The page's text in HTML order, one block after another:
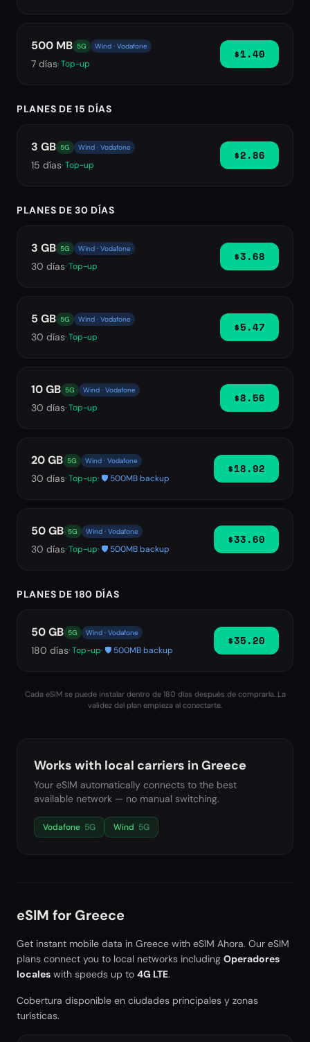
500 MB 5G Wind · Vodafone
7 días· Top-up
$1.40
PLANES DE 15 DÍAS
3 GB 5G Wind · Vodafone
15 días· Top-up
$2.86
PLANES DE 30 DÍAS
3 GB 5G Wind · Vodafone
30 días· Top-up
$3.68
5 GB 5G Wind · Vodafone
30 días· Top-up
$5.47
10 GB 5G Wind · Vodafone
30 días· Top-up
$8.56
20 GB 5G Wind · Vodafone
30 días· Top-up· 🛡️ 500MB backup
$18.92
50 GB 5G Wind · Vodafone
30 días· Top-up· 🛡️ 500MB backup
$33.60
PLANES DE 180 DÍAS
50 GB 5G Wind · Vodafone
180 días· Top-up· 🛡️ 500MB backup
$35.20
Cada eSIM se puede instalar dentro de 180 días después de comprarla. La
validez del plan empieza al conectarte.
Works with local carriers in Greece
Your eSIM automatically connects to the best
available network — no manual switching.
Vodafone 5G Wind 5G
eSIM for Greece
Get instant mobile data in Greece with eSIM Ahora. Our eSIM
plans connect you to local networks including Operadores
locales with speeds up to 4G LTE.
Cobertura disponible en ciudades principales y zonas
turísticas.